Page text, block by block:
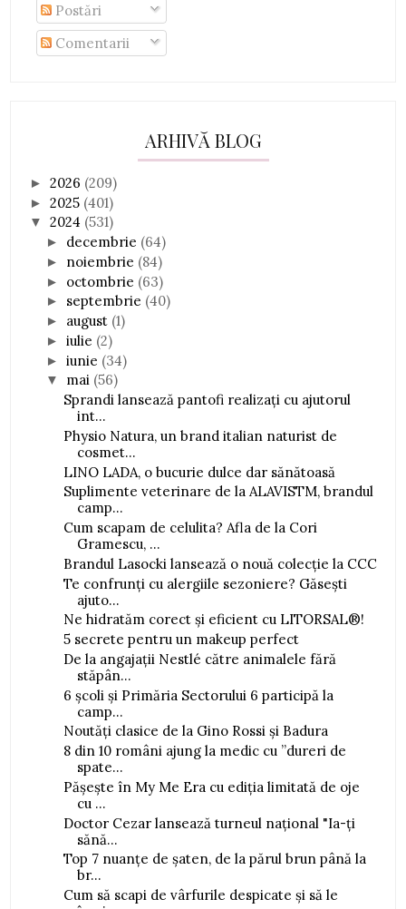
Postări
Comentarii
ARHIVĂ BLOG
►2026 (209)
►2025 (401)
▼2024 (531)
► decembrie (64)
► noiembrie (84)
► octombrie (63)
► septembrie (40)
► august (1)
►iulie (2)
►iunie (34)
▼ mai (56)
Sprandi lansează pantofi realizați cu ajutorul
int...
Physio Natura, un brand italian naturist de
cosmet...
LINO LADA, o bucurie dulce dar sănătoasă
Suplimente veterinare de la ALAVISTM, brandul
camp...
Cum scapam de celulita? Afla de la Cori
Gramescu, ...
Brandul Lasocki lansează o nouă colecție la CCC
Te confrunți cu alergiile sezoniere? Găsești
ajuto...
Ne hidratăm corect și eficient cu LITORSAL®!
5 secrete pentru un makeup perfect
De la angajații Nestlé către animalele fără
stăpân...
6 școli și Primăria Sectorului 6 participă la
camp...
Noutăți clasice de la Gino Rossi și Badura
8 din 10 români ajung la medic cu ”dureri de
spate...
Pășește în My Me Era cu ediția limitată de oje
cu ...
Doctor Cezar lansează turneul național "Ia-ți
sănă...
Top 7 nuanțe de șaten, de la părul brun până la
br...
Cum să scapi de vârfurile despicate și să le